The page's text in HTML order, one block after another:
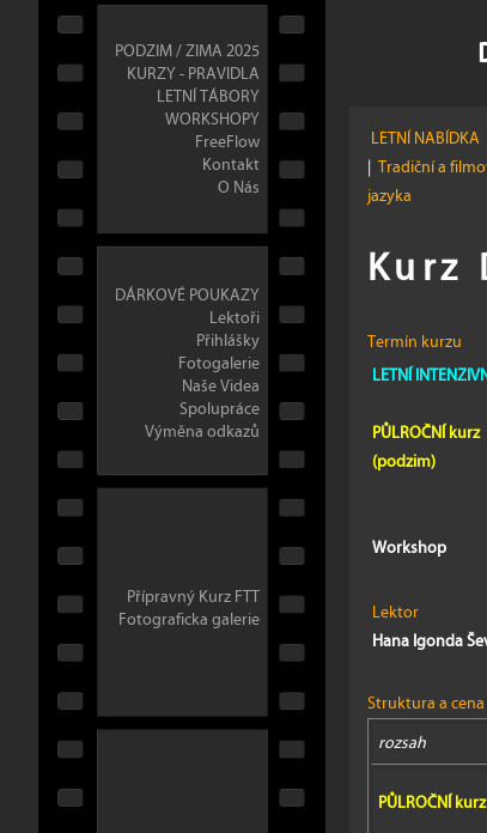
PODZIM / ZIMA 2025
KURZY - PRAVIDLA
LETNÍ TÁBORY
WORKSHOPY
FreeFlow
Kontakt
O Nás
DÁRKOVÉ POUKAZY
Lektoři
Přihlášky
Fotogalerie
Naše Videa
Spolupráce
Výměna odkazů
Přípravný Kurz FTT
Fotograficka galerie
LETNÍ NABÍDKA
| Tradiční a
jazyka
Kurz
Termín kurzu
LETNÍ
PŮLROČNÍ kurz
(podzim)
Workshop
Lektor
Hana Igonda
Struktura a
rozsah
PŮLROČNÍ kurz